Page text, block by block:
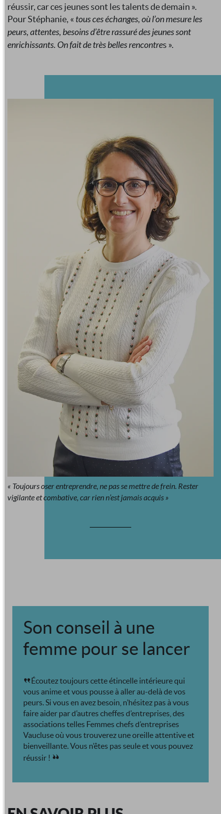
réussir, car ces jeunes sont les talents de demain ».
Pour Stéphanie, « tous ces échanges, où l’on mesure les
peurs, attentes, besoins d’être rassuré des jeunes sont
enrichissants. On fait de très belles rencontres ».
« Toujours oser entreprendre, ne pas se mettre de frein. Rester
vigilante et combative, car rien n’est jamais acquis »
Son conseil à une
femme pour se lancer
Écoutez toujours cette étincelle intérieure qui
vous anime et vous pousse à aller au-delà de vos
peurs. Si vous en avez besoin, n’hésitez pas à vous
faire aider par d’autres cheffes d’entreprises, des
associations telles Femmes chefs d’entreprises
Vaucluse où vous trouverez une oreille attentive et
bienveillante. Vous n’êtes pas seule et vous pouvez
réussir !